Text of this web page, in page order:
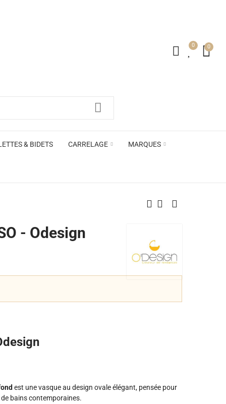
0 0
& BIDETS CARRELAGE MARQUES
ACB
- Odesign
est une vasque au design ovale élégant, pensée pour
bains contemporaines.